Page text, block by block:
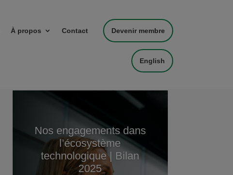
À propos Contact Devenir membre
English
Nos engagements dans
l’écosystème
technologique | Bilan
2025